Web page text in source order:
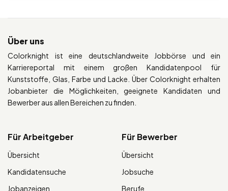
Über uns
Colorknight ist eine deutschlandweite Jobbörse und ein
Karriereportal mit einem großen Kandidatenpool für
Kunststoffe, Glas, Farbe und Lacke. Über Colorknight erhalten
Jobanbieter die Möglichkeiten, geeignete Kandidaten und
Bewerber aus allen Bereichen zu finden.
Für Arbeitgeber
Übersicht
Kandidatensuche
Jobanzeigen
Für Bewerber
Übersicht
Jobsuche
Berufe